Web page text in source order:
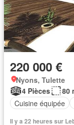
220 000 €
Nyons, Tulette
4 Pièces
80
Cuisine équipée
Il y a 22 heures sur